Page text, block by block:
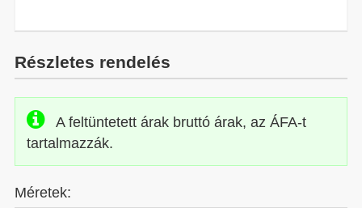
Részletes rendelés
A feltüntetett árak bruttó árak, az ÁFA-t
tartalmazzák.
Méretek: